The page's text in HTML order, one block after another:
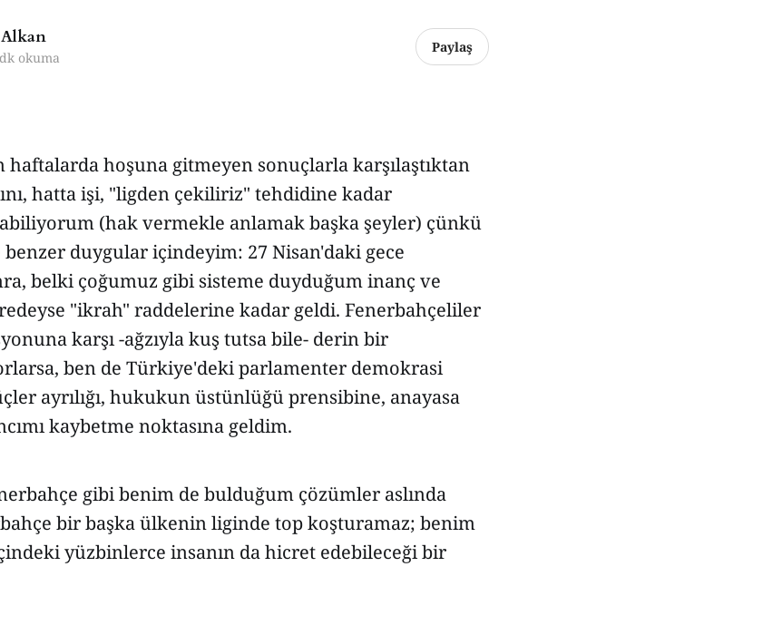
okuma
Paylaş
haftalarda hoşuna gitmeyen sonuçlarla karşılaştıktan
hatta işi, "ligden çekiliriz" tehdidine kadar
(hak vermekle anlamak başka şeyler) çünkü
duygular içindeyim: 27 Nisan'daki gece
belki çoğumuz gibi sisteme duyduğum inanç ve
"ikrah" raddelerine kadar geldi. Fenerbahçeliler
karşı -ağzıyla kuş tutsa bile- derin bir
ben de Türkiye'deki parlamenter demokrasi
ayrılığı, hukukun üstünlüğü prensibine, anayasa
kaybetme noktasına geldim.
gibi benim de bulduğum çözümler aslında
bir başka ülkenin liginde top koşturamaz; benim
yüzbinlerce insanın da hicret edebileceği bir